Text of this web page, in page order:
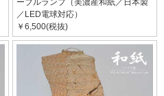
ーブルランプ（美濃産和紙／日本製
／LED電球対応）
￥6,500(税抜)